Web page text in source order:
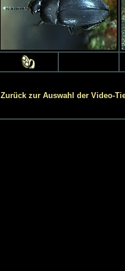
Zurück zur Auswahl der Video-